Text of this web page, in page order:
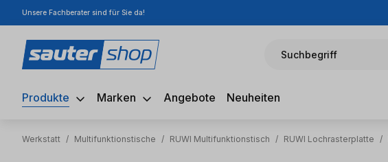
Hauptinhalt springen
Zur Suche springen
Zur Hauptnavigation springen
Unsere Fachberater sind für Sie da!
Suchbegriff
Produkte Marken Angebote Neuheiten
Werkstatt / Multifunktionstische / RUWI Multifunktionstisch / RUWI Lochrasterplatte /